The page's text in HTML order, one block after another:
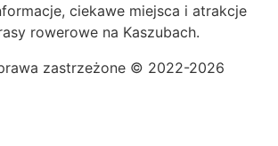
ciekawe miejsca i atrakcje
rowerowe na Kaszubach.
zastrzeżone © 2022-2026